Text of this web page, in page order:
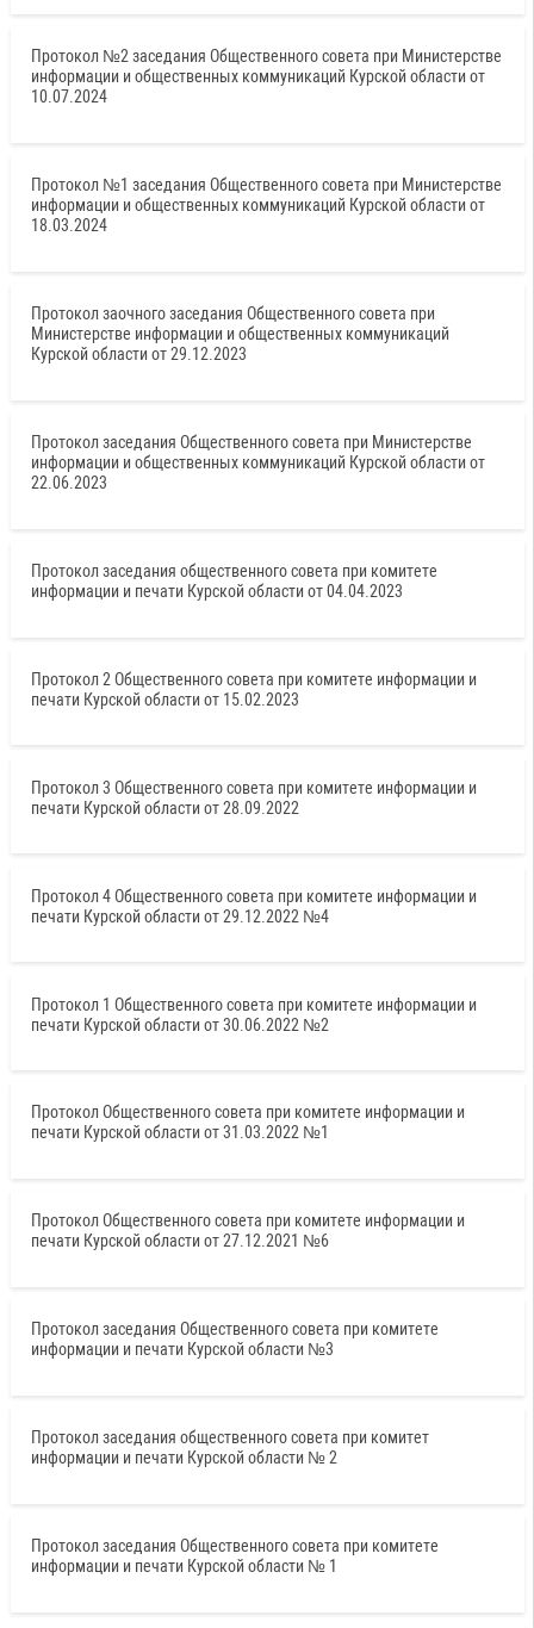
Протокол №2 заседания Общественного совета при Министерстве
информации и общественных коммуникаций Курской области от
10.07.2024
Протокол №1 заседания Общественного совета при Министерстве
информации и общественных коммуникаций Курской области от
18.03.2024
Протокол заочного заседания Общественного совета при
Министерстве информации и общественных коммуникаций
Курской области от 29.12.2023
Протокол заседания Общественного совета при Министерстве
информации и общественных коммуникаций Курской области от
22.06.2023
Протокол заседания общественного совета при комитете
информации и печати Курской области от 04.04.2023
Протокол 2 Общественного совета при комитете информации и
печати Курской области от 15.02.2023
Протокол 3 Общественного совета при комитете информации и
печати Курской области от 28.09.2022
Протокол 4 Общественного совета при комитете информации и
печати Курской области от 29.12.2022 №4
Протокол 1 Общественного совета при комитете информации и
печати Курской области от 30.06.2022 №2
Протокол Общественного совета при комитете информации и
печати Курской области от 31.03.2022 №1
Протокол Общественного совета при комитете информации и
печати Курской области от 27.12.2021 №6
Протокол заседания Общественного совета при комитете
информации и печати Курской области №3
Протокол заседания общественного совета при комитет
информации и печати Курской области № 2
Протокол заседания Общественного совета при комитете
информации и печати Курской области № 1